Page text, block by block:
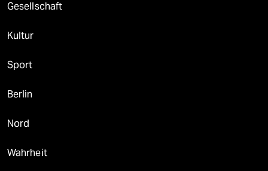
Gesellschaft
Kultur
Sport
Berlin
Nord
Wahrheit